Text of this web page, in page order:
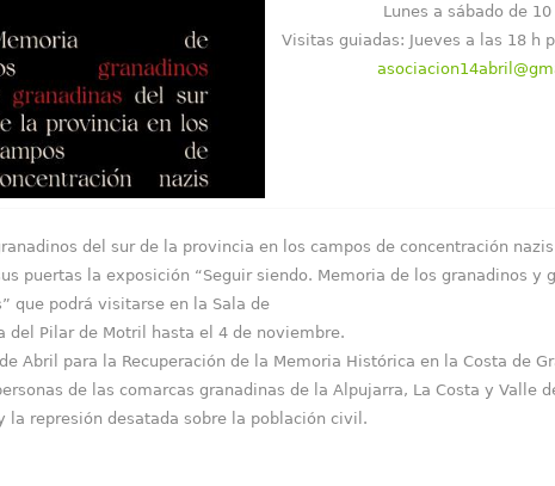
Lunes a sábado de 10
Visitas guiadas: Jueves a las 18 h
del sur de la provincia en los campos de concentración nazis
puertas la exposición “Seguir siendo. Memoria de los granadinos y
que podrá visitarse en la Sala de
del Pilar de Motril hasta el 4 de noviembre.
Abril para la Recuperación de la Memoria Histórica en la Costa de
de las comarcas granadinas de la Alpujarra, La Costa y Valle
la represión desatada sobre la población civil.